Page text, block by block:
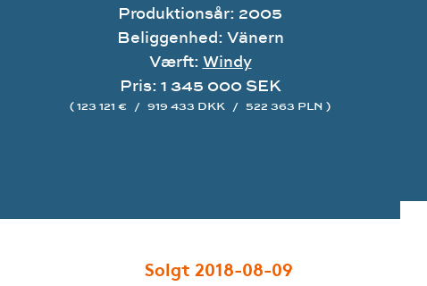
Produktionsår: 2005
Beliggenhed: Vänern
Værft: Windy
Pris: 1 345 000 SEK
( 123 121 € / 919 433 DKK / 522 363 PLN )
Solgt 2018-08-09